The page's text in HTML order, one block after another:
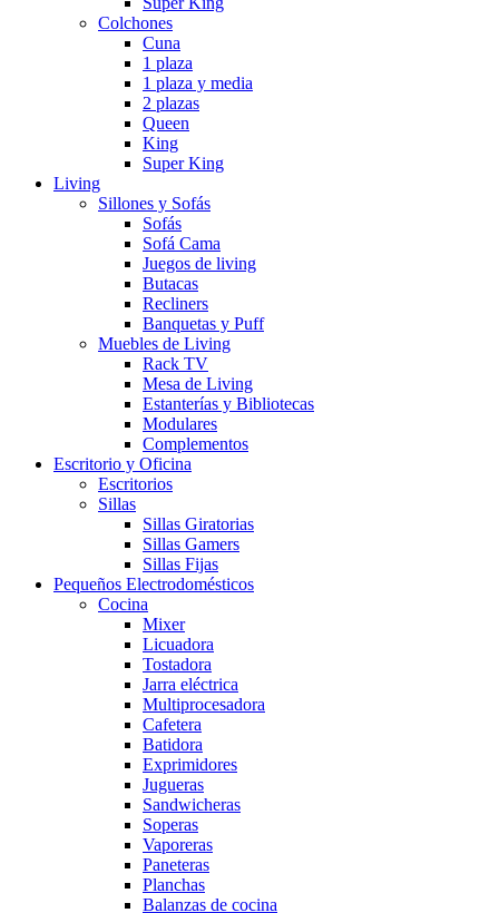
Colchones
Cuna
1 plaza
1 plaza y media
2 plazas
Queen
King
Super King
Living
Sillones y Sofás
Sofás
Sofá Cama
Juegos de living
Butacas
Recliners
Banquetas y Puff
Muebles de Living
Rack TV
Mesa de Living
Estanterías y Bibliotecas
Modulares
Complementos
Escritorio y Oficina
Escritorios
Sillas
Sillas Giratorias
Sillas Gamers
Sillas Fijas
Pequeños Electrodomésticos
Cocina
Mixer
Licuadora
Tostadora
Jarra eléctrica
Multiprocesadora
Cafetera
Batidora
Exprimidores
Jugueras
Sandwicheras
Soperas
Vaporeras
Paneteras
Planchas
Balanzas de cocina